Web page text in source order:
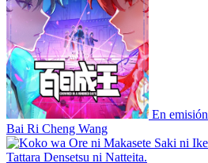
En emisión
Bai Ri Cheng Wang